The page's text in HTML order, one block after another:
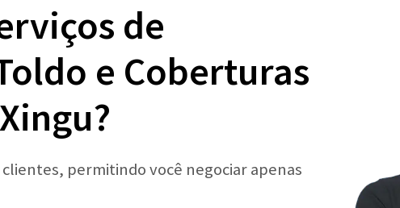
de
e Coberturas
permitindo você negociar apenas